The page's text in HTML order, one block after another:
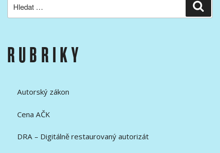
RUBRIKY
Autorský zákon
Cena AČK
DRA – Digitálně restaurovaný autorizát